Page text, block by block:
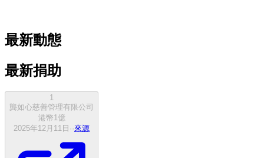
最新動態
最新捐助
1
龔如心慈善管理有限公司
港幣1億
2025年12月11日 ··來源